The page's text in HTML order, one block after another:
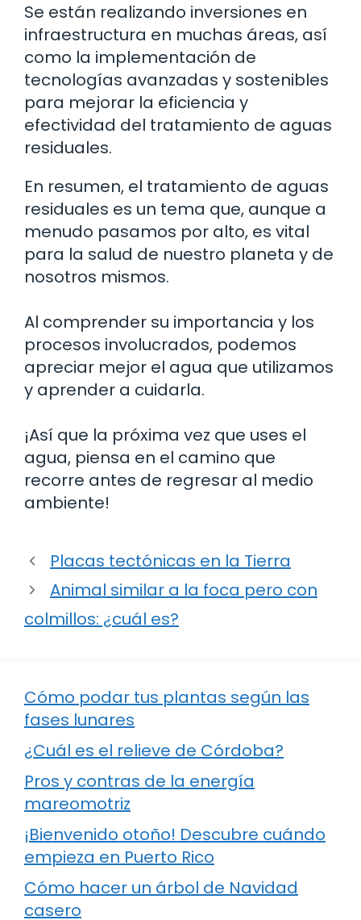
Se están realizando inversiones en
infraestructura en muchas áreas, así
como la implementación de
tecnologías avanzadas y sostenibles
para mejorar la eficiencia y
efectividad del tratamiento de aguas
residuales.
En resumen, el tratamiento de aguas
residuales es un tema que, aunque a
menudo pasamos por alto, es vital
para la salud de nuestro planeta y de
nosotros mismos.
Al comprender su importancia y los
procesos involucrados, podemos
apreciar mejor el agua que utilizamos
y aprender a cuidarla.
¡Así que la próxima vez que uses el
agua, piensa en el camino que
recorre antes de regresar al medio
ambiente!
Placas tectónicas en la Tierra
Animal similar a la foca pero con
colmillos: ¿cuál es?
Cómo podar tus plantas según las
fases lunares
¿Cuál es el relieve de Córdoba?
Pros y contras de la energía
mareomotriz
¡Bienvenido otoño! Descubre cuándo
empieza en Puerto Rico
Cómo hacer un árbol de Navidad
casero